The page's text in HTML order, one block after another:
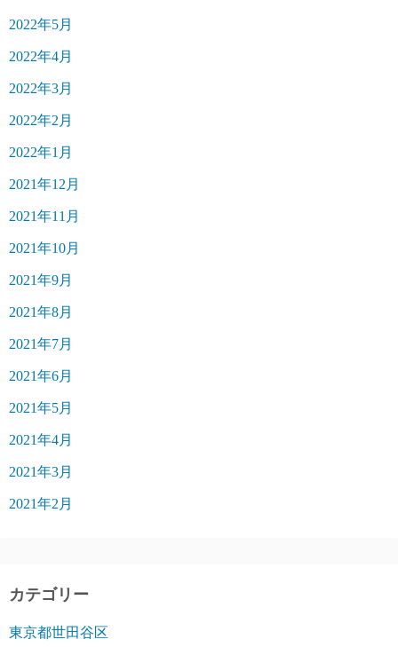
2022年5月
2022年4月
2022年3月
2022年2月
2022年1月
2021年12月
2021年11月
2021年10月
2021年9月
2021年8月
2021年7月
2021年6月
2021年5月
2021年4月
2021年3月
2021年2月
カテゴリー
東京都世田谷区